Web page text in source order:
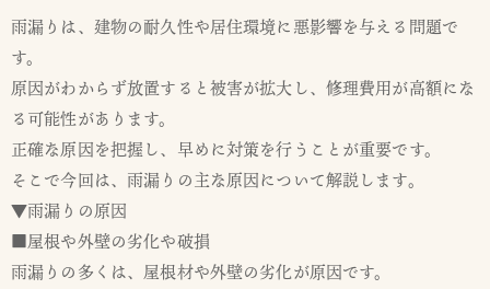
雨漏りは、建物の耐久性や居住環境に悪影響を与える問題で
す。
原因がわからず放置すると被害が拡大し、修理費用が高額にな
る可能性があります。
正確な原因を把握し、早めに対策を行うことが重要です。
そこで今回は、雨漏りの主な原因について解説します。
▼雨漏りの原因
■屋根や外壁の劣化や破損
雨漏りの多くは、屋根材や外壁の劣化が原因です。